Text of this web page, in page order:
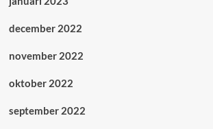
december 2022
november 2022
oktober 2022
september 2022